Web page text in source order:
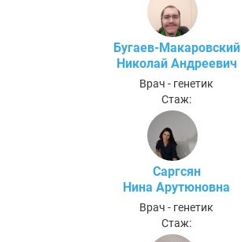
Бугаев-Макаровский
Николай Андреевич
Врач - генетик
Стаж:
Саргсян
Нина Арутюновна
Врач - генетик
Стаж: